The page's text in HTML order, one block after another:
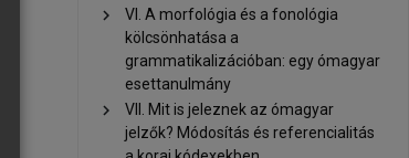
chevron_right
VI. A morfológia és a fonológia
kölcsönhatása a
grammatikalizációban: egy ómagyar
esettanulmány
chevron_right
VII. Mit is jeleznek az ómagyar
jelzők? Módosítás és referencialitás